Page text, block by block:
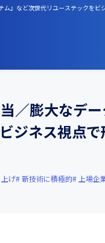
』など次世代リユーステックをビ
／膨大なデ
ジネス視点
げ 新技術に積極的 上場企